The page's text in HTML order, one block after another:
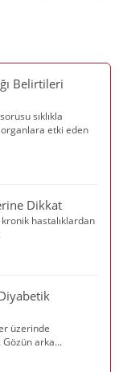
Belirtileri
sıklıkla
etki eden
Dikkat
hastalıklardan
üzerinde
arka...